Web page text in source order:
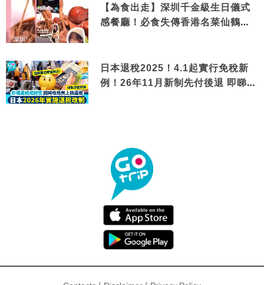
【為食出走】深圳千金級生日儀式
感餐廳！必食失傳香港名菜仙鶴神
日本退稅2025！4.1起實行免稅新
例！26年11月新制先付後退 即睇步